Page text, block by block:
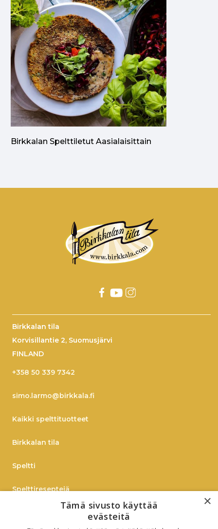
Birkkalan Spelttiletut Aasialaisittain
Birkkalan tila
Korvisillantie 2, Suomusjärvi
FINLAND
+358 50 339 7342
simo.larmo@birkkala.fi
Kaikki spelttituotteet
Birkkalan tila
Speltti
Spelttireseptejä
×
Tämä sivusto käyttää
evästeitä